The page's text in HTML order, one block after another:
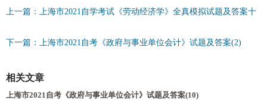
上一篇：上海市2021自学考试《劳动经济学》全真模拟试题及答案十
下一篇：上海市2021自考《政府与事业单位会计》试题及答案(2)
相关文章
上海市2021自考《政府与事业单位会计》试题及答案(10)